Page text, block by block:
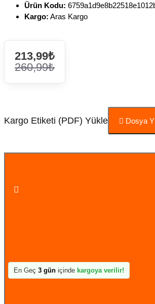
Ürün Kodu:
Kargo: Aras Kargo
213,99₺
260,99₺
Kargo Etiketi (PDF) Yükle Dosya
En Geç 3 gün içinde kargoya verilir!